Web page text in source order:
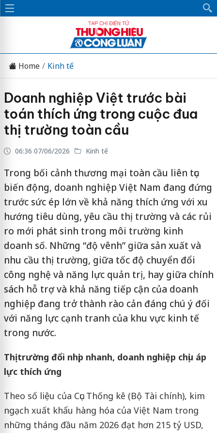
Home Kinh tế
Doanh nghiệp Việt trước bài
toán thích ứng trong cuộc đua
thị trường toàn cầu
06:36 07/06/2026 Kinh tế
Trong bối cảnh thương mại toàn cầu liên tục
biến động, doanh nghiệp Việt Nam đang đứng
trước sức ép lớn về khả năng thích ứng với xu
hướng tiêu dùng, yêu cầu thị trường và các rủi
ro mới phát sinh trong môi trường kinh
doanh số. Những “độ vênh” giữa sản xuất và
nhu cầu thị trường, giữa tốc độ chuyển đổi
công nghệ và năng lực quản trị, hay giữa chính
sách hỗ trợ và khả năng tiếp cận của doanh
nghiệp đang trở thành rào cản đáng chú ý đối
với năng lực cạnh tranh của khu vực kinh tế
trong nước.
Thị trường đổi nhịp nhanh, doanh nghiệp chịu áp
lực thích ứng
Theo số liệu của Cục Thống kê (Bộ Tài chính), kim
ngạch xuất khẩu hàng hóa của Việt Nam trong
những tháng đầu năm 2026 đạt hơn 215 tỷ USD,